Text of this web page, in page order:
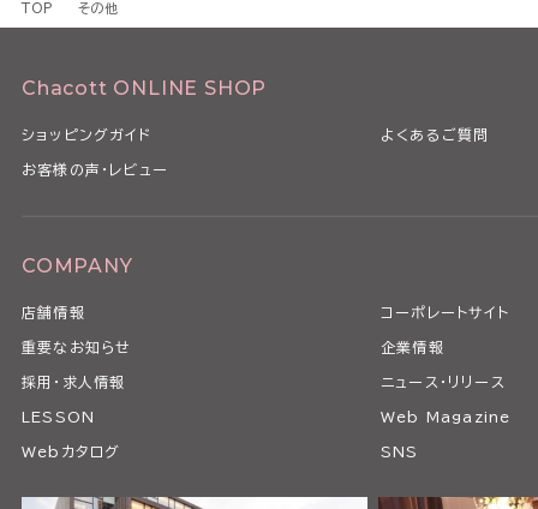
TOP その他
Chacott ONLINE SHOP
ショッピングガイド よくあるご質問
お客様の声・レビュー
COMPANY
店舗情報 コーポレートサイト
重要なお知らせ 企業情報
採用・求人情報 ニュース・リリース
LESSON Web Magazine
Webカタログ SNS